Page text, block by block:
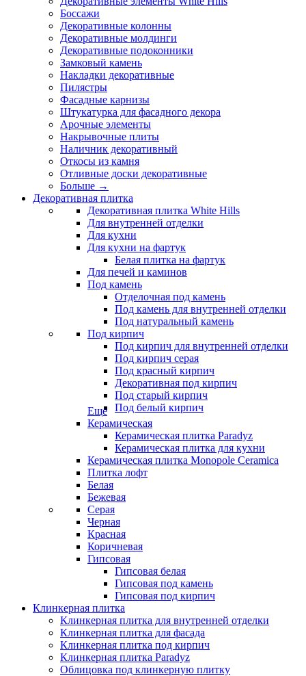
Боссажи
Декоративные колонны
Декоративные молдинги
Декоративные подоконники
Замковый камень
Накладки декоративные
Пилястры
Фасадные карнизы
Штукатурка для фасадного декора
Арочные элементы
Накрывочные плиты
Наличник декоративный
Откосы из камня
Отливные доски декоративные
Больше →
Декоративная плитка
Декоративная плитка White Hills
Для внутренней отделки
Для кухни
Для кухни на фартук
Белая плитка на фартук
Для печей и каминов
Под камень
Отделочная под камень
Под камень для внутренней отделки
Под натуральный камень
Под кирпич
Под кирпич для внутренней отделки
Под кирпич серая
Под красный кирпич
Декоративная под кирпич
Под старый кирпич
Под белый кирпич
Еще
Керамическая
Керамическая плитка Paradyz
Керамическая плитка для кухни
Керамическая плитка Monopole Ceramica
Плитка лофт
Белая
Бежевая
Серая
Черная
Красная
Коричневая
Гипсовая
Гипсовая белая
Гипсовая под камень
Гипсовая под кирпич
Клинкерная плитка
Клинкерная плитка для внутренней отделки
Клинкерная плитка для фасада
Клинкерная плитка под кирпич
Клинкерная плитка Paradyz
Облицовка под клинкерную плитку